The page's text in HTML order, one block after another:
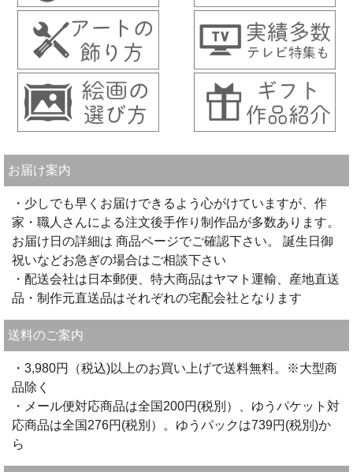
お届け案内
・少しでも早くお届けできるよう心がけていますが、作
家・職人さんによる注文後手作り制作品が多数あります。
お届け日の詳細は 商品ページでご確認下さい。 誕生日御
祝いなどお急ぎの場合はご相談下さい
・配送会社は日本郵便、特大商品はヤマト運輸、産地直送
品・制作元直送品はそれぞれの宅配会社となります
送料のご案内
・3,980円（税込)以上のお買い上げで送料無料。※大型商
品除く
・メール便対応商品は全国200円(税別）、ゆうパケット対
応商品は全国276円(税別）。ゆうパックは739円(税別)か
ら